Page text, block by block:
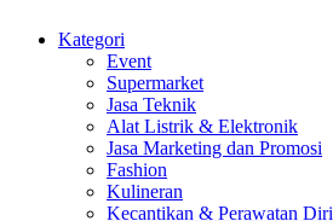
Kategori
Event
Supermarket
Jasa Teknik
Alat Listrik & Elektronik
Jasa Marketing dan Promosi
Fashion
Kulineran
Kecantikan & Perawatan Diri